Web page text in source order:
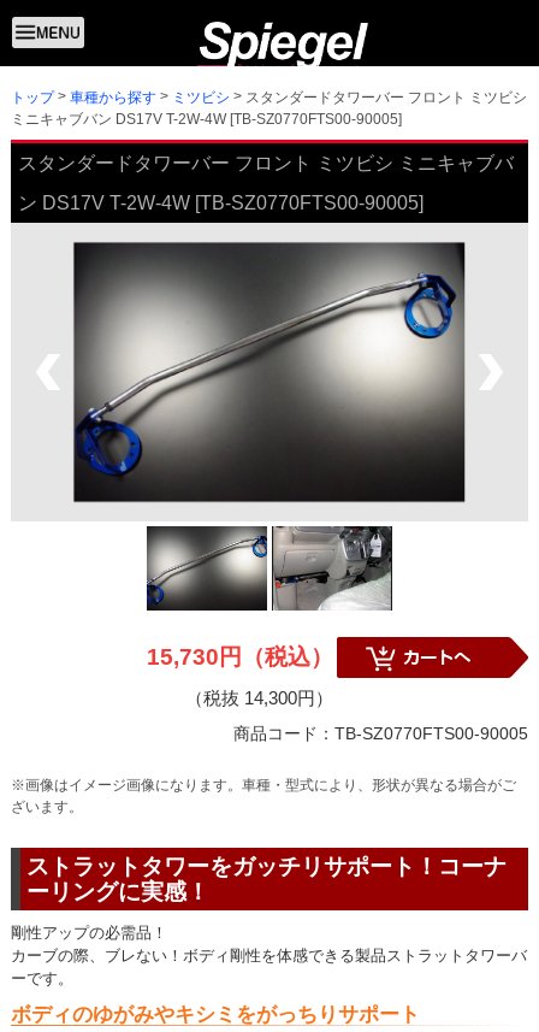
トップ 車種から探す ミツビシ
スタンダードタワーバー フロント ミツビシ
ミニキャブバン DS17V T-2W-4W [TB-SZ0770FTS00-90005]
スタンダードタワーバー フロント ミツビシ ミニキャブバ
ン DS17V T-2W-4W [TB-SZ0770FTS00-90005]
15,730円（税込）
（税抜 14,300円）
商品コード：TB-SZ0770FTS00-90005
※画像はイメージ画像になります。車種・型式により、形状が異なる場合がご
ざいます。
ストラットタワーをガッチリサポート！コーナ
ーリングに実感！
剛性アップの必需品！
カーブの際、ブレない！ボディ剛性を体感できる製品ストラットタワーバ
ーです。
ボディのゆがみやキシミをがっちりサポート